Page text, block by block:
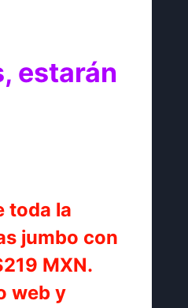
estarán
toda la
jumbo con
MXN.
web y